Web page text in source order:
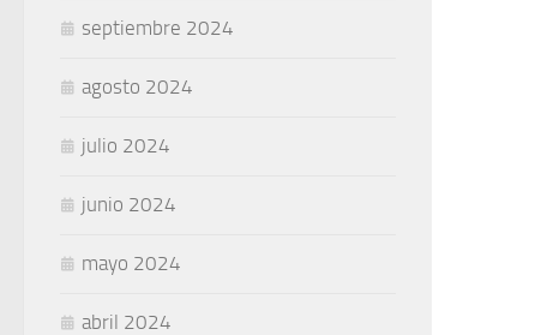
septiembre 2024
agosto 2024
julio 2024
junio 2024
mayo 2024
abril 2024